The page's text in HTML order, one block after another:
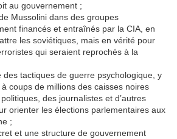
au gouvernement ;
Mussolini dans des groupes
financés et entraînés par la CIA, en
les soviétiques, mais en vérité pour
qui seraient reprochés à la
tactiques de guerre psychologique, y
coups de millions des caisses noires
des journalistes et d’autres
orienter les élections parlementaires aux
;
et une structure de gouvernement